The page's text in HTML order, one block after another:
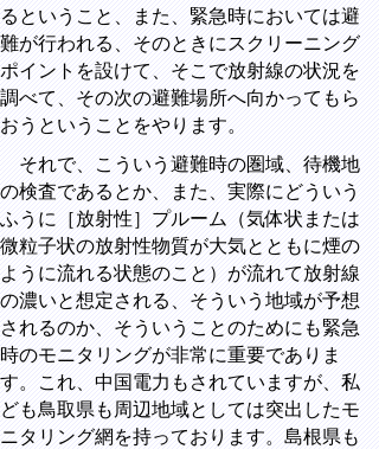
るということ、また、緊急時においては避
難が行われる、そのときにスクリーニング
ポイントを設けて、そこで放射線の状況を
調べて、その次の避難場所へ向かってもら
おうということをやります。
それで、こういう避難時の圏域、待機地
の検査であるとか、また、実際にどういう
ふうに［放射性］プルーム（気体状または
微粒子状の放射性物質が大気とともに煙の
ように流れる状態のこと）が流れて放射線
の濃いと想定される、そういう地域が予想
されるのか、そういうことのためにも緊急
時のモニタリングが非常に重要でありま
す。これ、中国電力もされていますが、私
ども鳥取県も周辺地域としては突出したモ
ニタリング網を持っております。島根県も